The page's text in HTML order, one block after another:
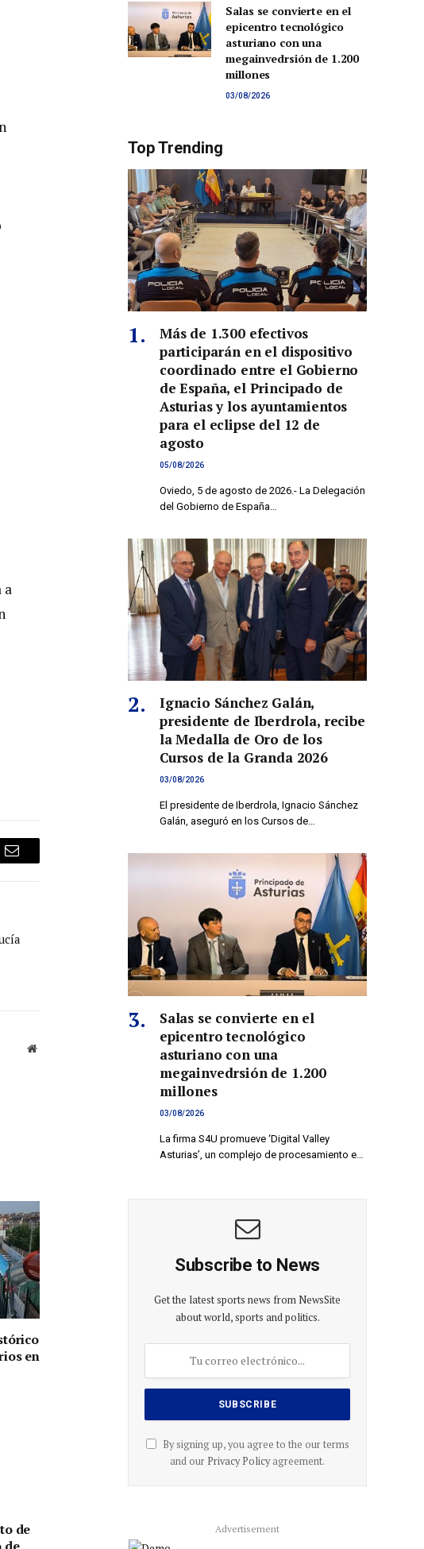
a
Correo
Sitio
en
de
Salas se convierte en el
epicentro tecnológico
asturiano con una
megainvedrsión de 1.200
millones
03/08/2026
Top Trending
Más de 1.300 efectivos
participarán en el dispositivo
coordinado entre el Gobierno
de España, el Principado de
Asturias y los ayuntamientos
para el eclipse del 12 de
agosto
05/08/2026
Oviedo, 5 de agosto de 2026.- La Delegación
del Gobierno de España…
Ignacio Sánchez Galán,
presidente de Iberdrola, recibe
la Medalla de Oro de los
Cursos de la Granda 2026
03/08/2026
El presidente de Iberdrola, Ignacio Sánchez
Galán, aseguró en los Cursos de…
Salas se convierte en el
epicentro tecnológico
asturiano con una
megainvedrsión de 1.200
millones
03/08/2026
La firma S4U promueve ‘Digital Valley
Asturias’, un complejo de procesamiento e…
Subscribe to News
Get the latest sports news from NewsSite
about world, sports and politics.
By signing up, you agree to the our terms
and our Privacy Policyagreement.
Advertisement